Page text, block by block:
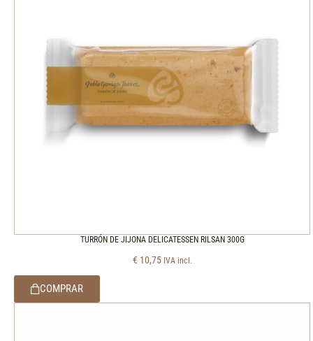
TURRÓN DE JIJONA DELICATESSEN RILSAN 300G
€ 10,75 IVA incl.
COMPRAR